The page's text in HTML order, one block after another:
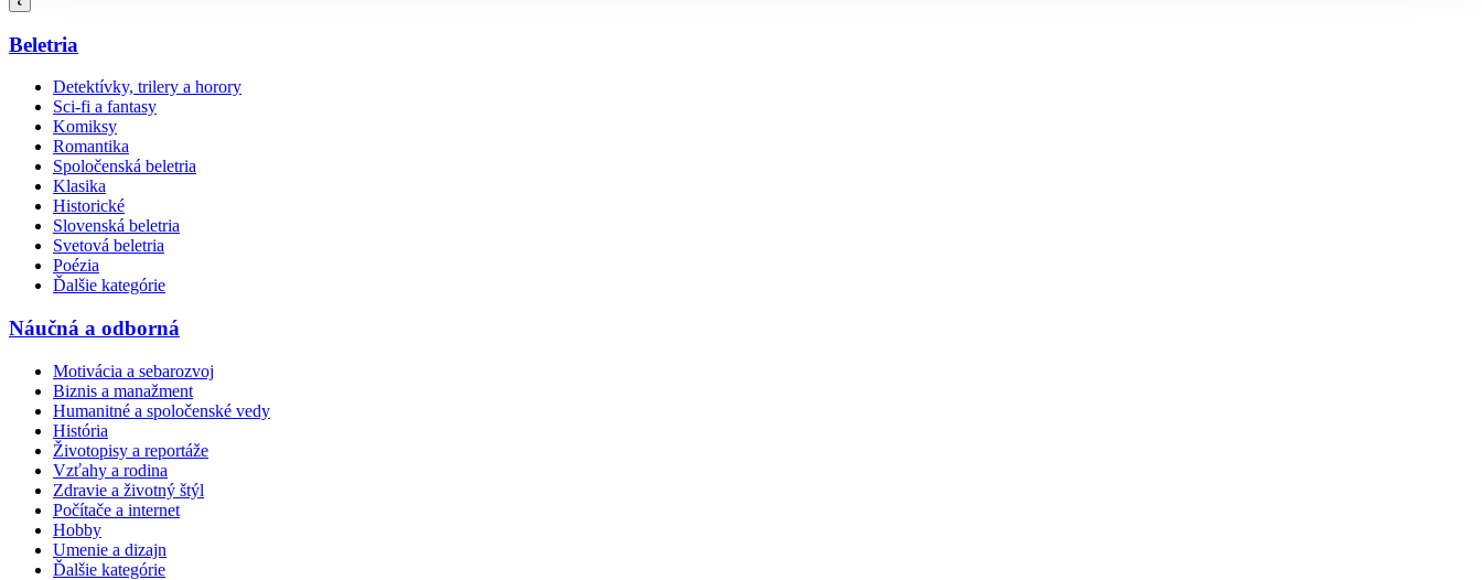
Beletria
Detektívky, trilery a horory
Sci-fi a fantasy
Komiksy
Romantika
Spoločenská beletria
Klasika
Historické
Slovenská beletria
Svetová beletria
Poézia
Ďalšie kategórie
Náučná a odborná
Motivácia a sebarozvoj
Biznis a manažment
Humanitné a spoločenské vedy
História
Životopisy a reportáže
Vzťahy a rodina
Zdravie a životný štýl
Počítače a internet
Hobby
Umenie a dizajn
Ďalšie kategórie